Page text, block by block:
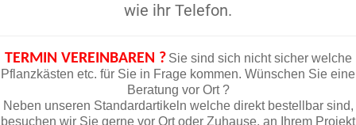
wie ihr Telefon.
TERMIN VEREINBAREN ? Sie sind sich nicht sicher welche
Pflanzkästen etc. für Sie in Frage kommen. Wünschen Sie eine
Beratung vor Ort ?
Neben unseren Standardartikeln welche direkt bestellbar sind,
besuchen wir Sie gerne vor Ort oder Zuhause, an Ihrem Projekt